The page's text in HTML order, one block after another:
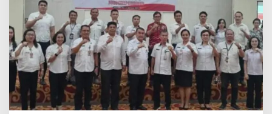
d
h
u
n
t
u